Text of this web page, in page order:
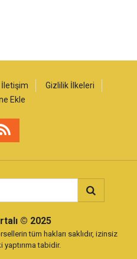
İletişim
Gizlilik İlkeleri
Ekle
© 2025
tüm hakları saklıdır, izinsiz
yaptırıma tabidir.